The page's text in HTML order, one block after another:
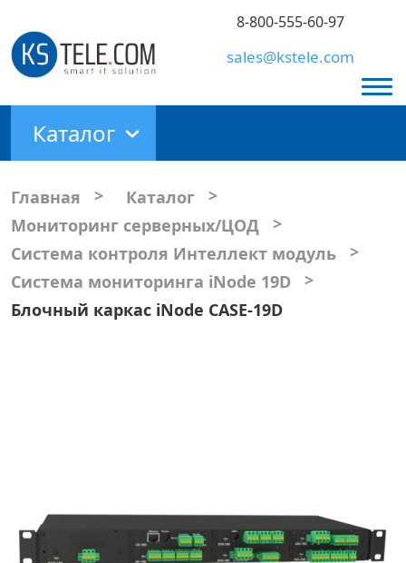
8-800-555-60-97
sales@kstele.com
Каталог
Главная > Каталог
>
Мониторинг серверных/ЦОД
>
Система контроля Интеллект модуль
>
Система мониторинга iNode 19D
>
Блочный каркас iNode CASE-19D